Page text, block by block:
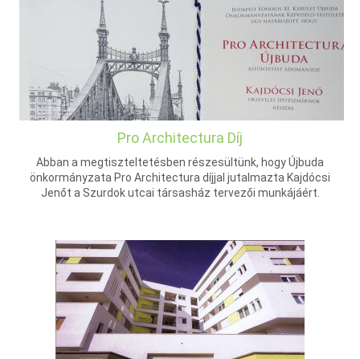
Pro Architectura Díj
Abban a megtiszteltetésben részesültünk, hogy Újbuda
önkormányzata Pro Architectura díjjal jutalmazta Kajdócsi
Jenőt a Szurdok utcai társasház tervezői munkájáért.